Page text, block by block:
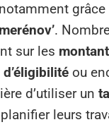
grâce
.
sur les
ou
d’utiliser un
leurs